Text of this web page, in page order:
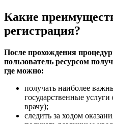
Какие
регистрация?
После прохождения
пользователь ресурсом
где можно:
получать наиболее
государственные
врачу);
следить за ходом